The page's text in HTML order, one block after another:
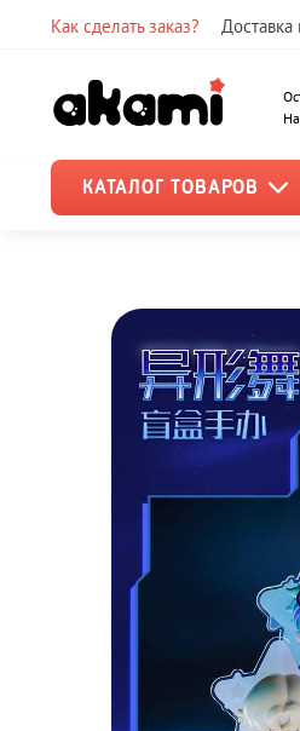
Как сделать заказ? Доставка
КАТАЛОГ ТОВАРОВ